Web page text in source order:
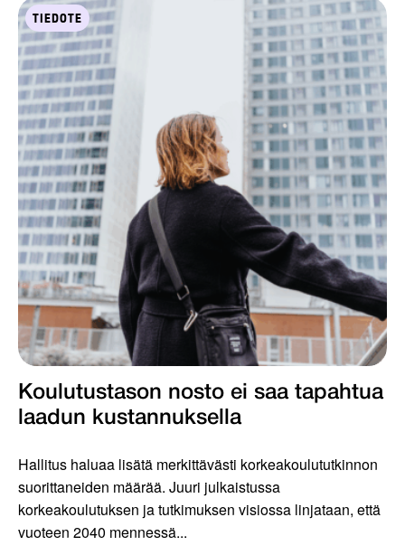
TIEDOTE
Koulutustason nosto ei saa tapahtua
laadun kustannuksella
Hallitus haluaa lisätä merkittävästi korkeakoulututkinnon
suorittaneiden määrää. Juuri julkaistussa
korkeakoulutuksen ja tutkimuksen visiossa linjataan, että
vuoteen 2040 mennessä...